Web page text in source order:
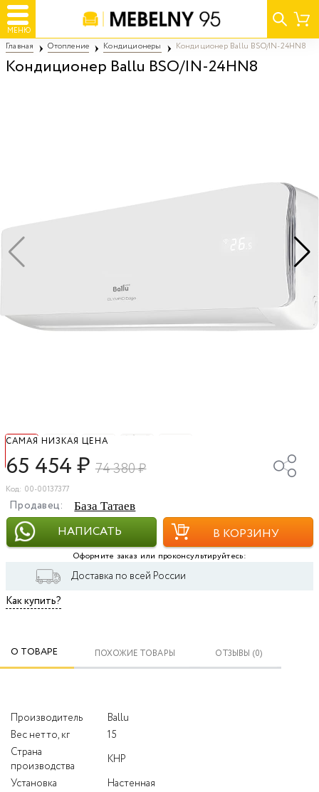
МЕНЮ
Главная Отопление Кондиционеры Кондиционер Ballu BSO/IN-24HN8
Кондиционер Ballu BSO/IN-24HN8
САМАЯ НИЗКАЯ ЦЕНА
65 454₽ 74 380₽
Код: 00-00137377
Продавец: База Татаев
НАПИСАТЬ В КОРЗИНУ
Оформите заказ или проконсультируйтесь:
Доставка по всей России
Как купить?
О ТОВАРЕ ПОХОЖИЕ ТОВАРЫ ОТЗЫВЫ (0)
Производитель
Ballu
Вес нетто, кг
15
Страна
производства
КНР
Установка
Настенная